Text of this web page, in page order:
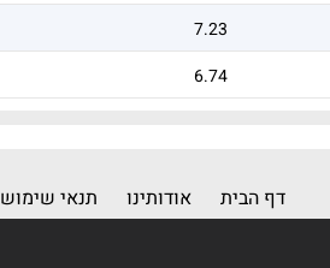
7.23
6.74
דף הבית אודותינו תנאי שימוש